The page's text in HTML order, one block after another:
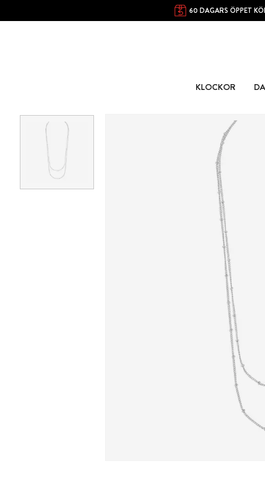
60 DAGARS ÖPPET
KLOCKOR